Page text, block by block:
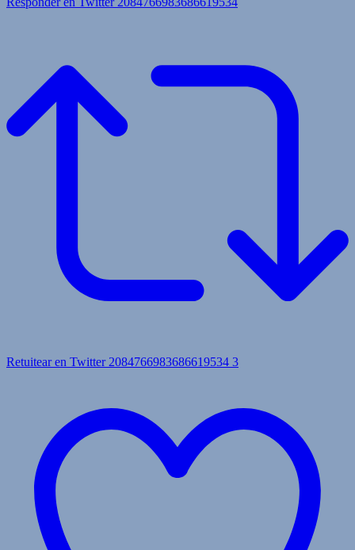
Retuitear en Twitter 2084766983686619534 3